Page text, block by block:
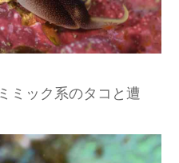
ミック系のタコと遭